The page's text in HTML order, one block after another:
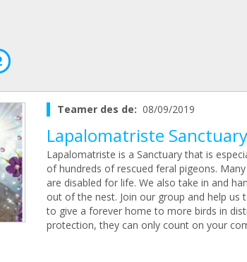
Teamer des de: 08/09/2019
Lapalomatriste Sanctuary
Lapalomatriste is a Sanctuary that is
of hundreds of rescued feral pigeons.
are disabled for life. We also take in and
out of the nest. Join our group and help us
to give a forever home to more birds in
protection, they can only count on your